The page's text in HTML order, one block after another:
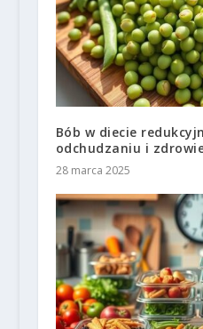
Bób w diecie
odchudzaniu i
28 marca 2025